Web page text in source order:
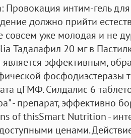
интим-гель
должно прийти
уже молодая и не
Тадалафил 20 мг в
является эффективным,
фосфодиэстеразы
цГМФ. Силдалис 6
- препарат, эффективно
of thisSmart Nutrition -
ценами.